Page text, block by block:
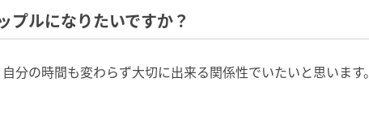
プルになりたいですか？
分の時間も変わらず大切に出来る関係性でいたいと思います。